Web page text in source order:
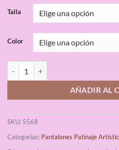
Talla
Color
AÑADIR AL
SKU: 5568
Categorías: Pantalones Patinaje